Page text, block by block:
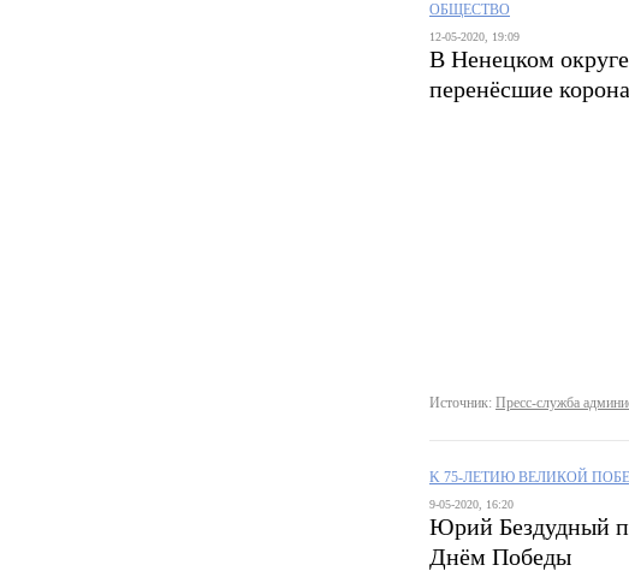
ОБЩЕСТВО
12-05-2020, 19:09
В Ненецком
перенёсшие
Источник: Пресс-служба
K 75-ЛЕТИЮ ВЕЛИКОЙ
9-05-2020, 16:20
Юрий Бездудный
Днём Победы